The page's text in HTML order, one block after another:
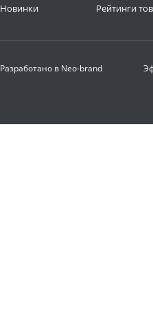
Новинки
Рейтинги
Разработано в Neo-brand